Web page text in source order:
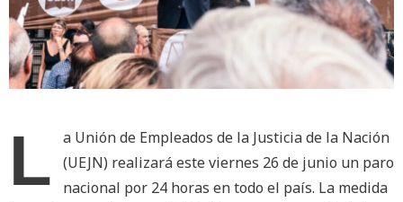
L
a Unión de Empleados de la Justicia de la Nación
(UEJN) realizará este viernes 26 de junio un paro
nacional por 24 horas en todo el país. La medida